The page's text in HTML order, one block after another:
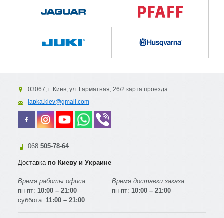
Работает с электрической педалью
03067, г. Киев, ул. Гарматная, 26/2 карта проезда
lapka.kiev@gmail.com
068 505-78-64
Доставка по Киеву и Украине
Время работы офиса:
пн-пт: 10:00 – 21:00
суббота: 11:00 – 21:00
Время доставки заказа:
пн-пт: 10:00 – 21:00